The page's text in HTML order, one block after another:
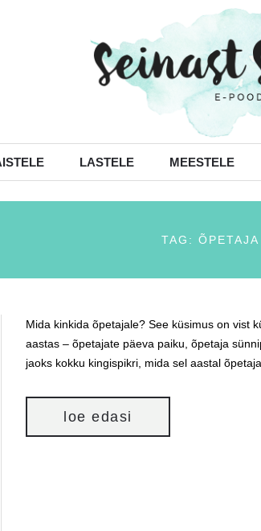
LASTELE MEESTELE
TAG:
Mida kinkida õpetajale? See küsimus on vist
aastas – õpetajate päeva paiku, õpetaja
jaoks kokku kingispikri, mida sel aastal
loe edasi